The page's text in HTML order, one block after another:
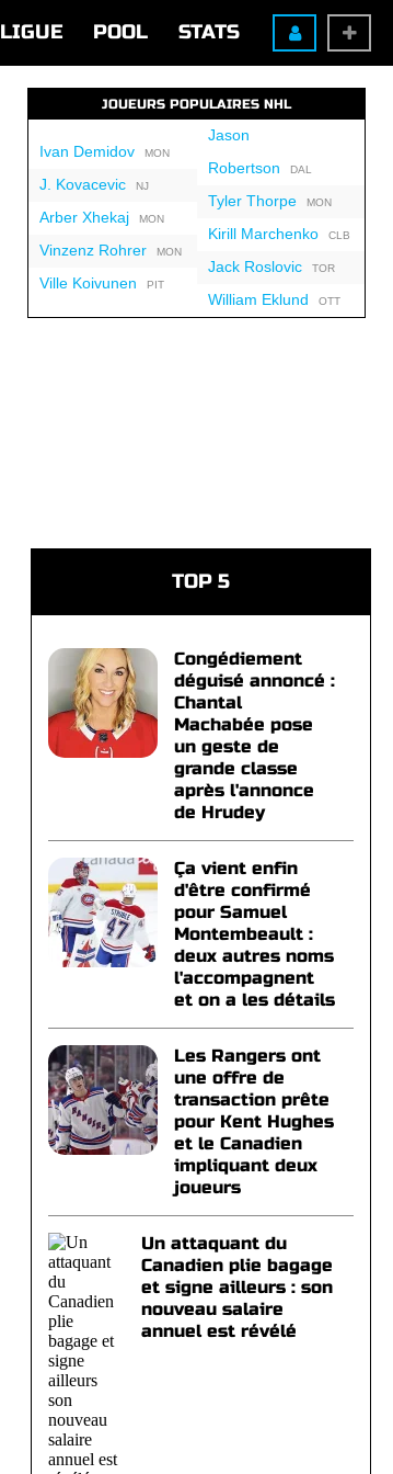
LIGUE POOL STATS
JOUEURS POPULAIRES NHL
Ivan DemidovMON
J. KovacevicNJ
Arber XhekajMON
Vinzenz RohrerMON
Ville Koivunen PIT
Jason
Robertson DAL
Tyler ThorpeMON
Kirill MarchenkoCLB
Jack RoslovicTOR
William Eklund OTT
BV MOY
2 .231
5 .244
- .179
-
TOP 5
Congédiement
déguisé annoncé :
Chantal
Machabée pose
un geste de
grande classe
après l'annonce
de Hrudey
Ça vient enfin
d'être confirmé
pour Samuel
Montembeault :
deux autres noms
l'accompagnent
et on a les détails
Les Rangers ont
une offre de
transaction prête
pour Kent Hughes
et le Canadien
impliquant deux
joueurs
Un attaquant du
Canadien plie bagage
et signe ailleurs : son
nouveau salaire
annuel est révélé